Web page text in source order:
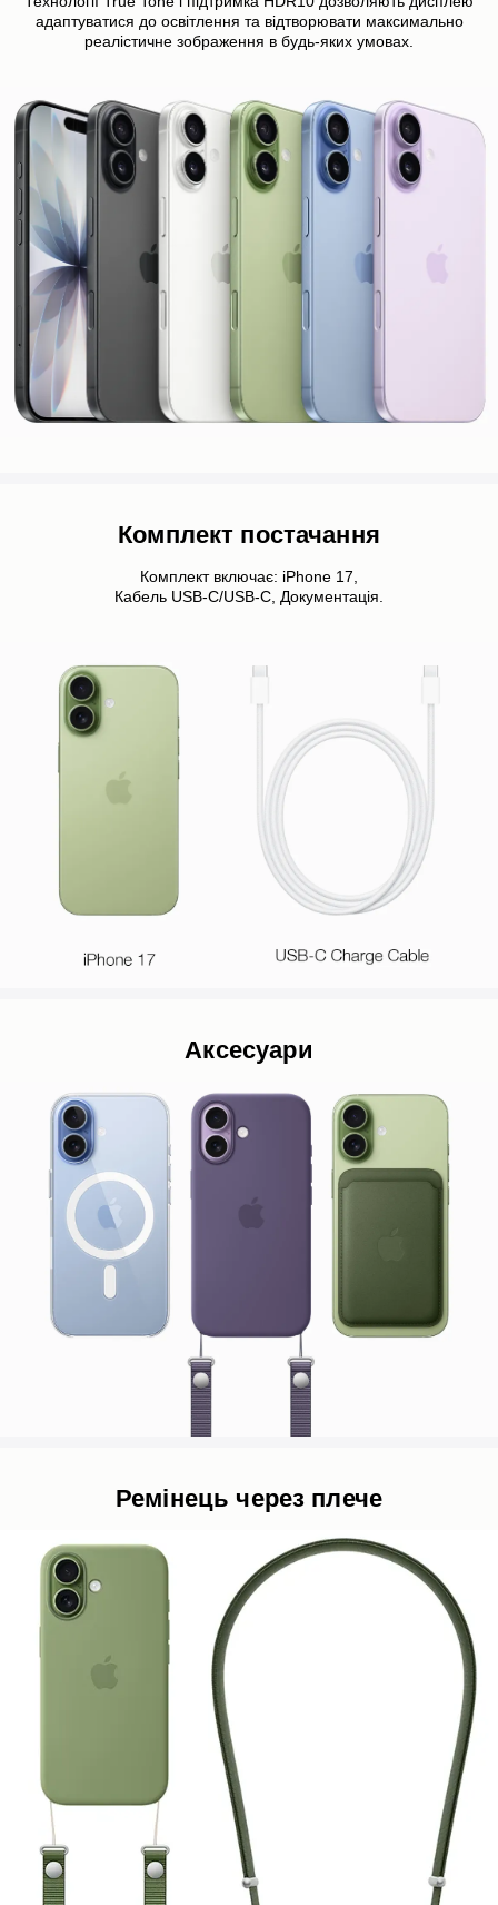
адаптуватися до освітлення та відтворювати максимально
реалістичне зображення в будь-яких умовах.
Комплект постачання
Комплект включає: iPhone 17,
Кабель USB-C/USB-C, Документація.
Аксесуари
Ремінець через плече